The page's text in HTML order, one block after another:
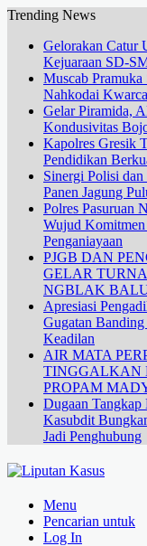
Trending News
Gelorakan Catur
Kejuaraan SD-
Muscab
Nahkodai
Gelar Piramida,
Kondusivitas
Kapolres Gresik
Pendidikan
Sinergi Polisi dan
Panen Jagung
Polres Pasuruan
Wujud Komitmen
Penganiayaan
PJGB DAN
GELAR
NGBLAK
Apresiasi
Gugatan Banding
Keadilan
AIR MATA
TINGGALKAN
PROPAM
Dugaan Tangkap
Kasubdit
Jadi Penghubung
Menu
Pencarian untuk
Log In